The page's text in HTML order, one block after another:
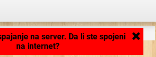
Aplikacija se učitava ...